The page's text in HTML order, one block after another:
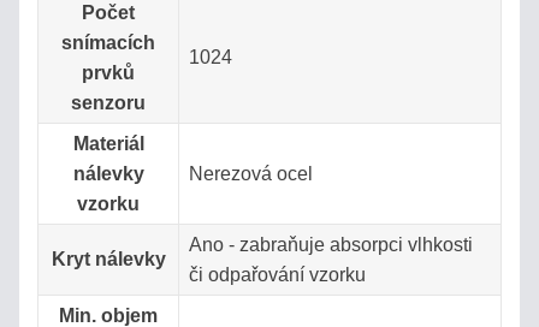
Počet
snímacích
prvků
senzoru
1024
Materiál
nálevky
vzorku
Nerezová ocel
Kryt nálevky
Ano - zabraňuje absorpci vlhkosti
či odpařování vzorku
Min. objem
Zapomenuté
OK